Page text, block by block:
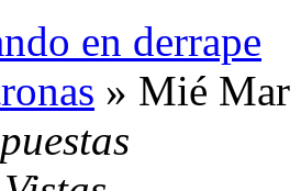
en derrape
» Mié Mar